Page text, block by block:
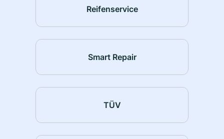
Reifenservice
Smart Repair
TÜV